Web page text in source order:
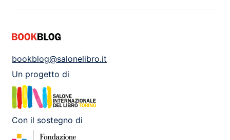
bookblog@salonelibro.it
Un progetto di
Con il sostegno di